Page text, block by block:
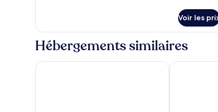
Use
le
type
de
Superior
Voir les
Hébergements similaires
Hotel Vincci Baixa 1904 Benfica